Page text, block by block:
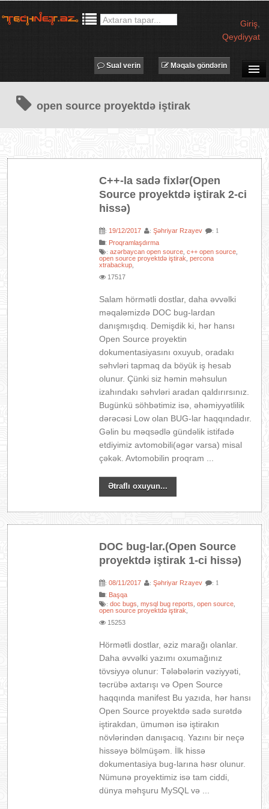
Giriş
Qeydiyyat
TECHNET TV
MƏQALƏLƏR
PROQRAMLAR
XƏBƏRLƏR
Məqalə göndərin
Sual verin
open source proyektdə iştirak
C++-la sadə fixlər(Open
Source proyektdə iştirak 2-ci
hissə)
: 19/12/2017 :Şəhriyar Rzayev : 1
: Proqramlaşdırma
:azərbaycan open source ,c++ open source
open source proyektdə iştirak ,percona
xtrabackup
17517
Salam hörmətli dostlar, daha əvvəlki
məqaləmizdə DOC bug-lardan
danışmışdıq. Demişdik ki, hər hansı
Open Source proyektin
dokumentasiyasını oxuyub, oradakı
səhvləri tapmaq da böyük iş hesab
olunur. Çünki siz həmin məhsulun
izahındakı səhvləri aradan qaldırırsınız.
Bugünkü söhbətimiz isə, əhəmiyyətlilik
dərəcəsi Low olan BUG-lar haqqındadır.
Gəlin bu məqsədlə gündəlik istifadə
etdiyimiz avtomobili(əgər varsa) misal
çəkək. Avtomobilin proqram ...
Ətraflı oxuyun...
DOC bug-lar.(Open Source
proyektdə iştirak 1-ci hissə)
:08/11/2017 :Şəhriyar Rzayev : 1
: Başqa
:doc bugs ,mysql bug reports ,open source
open source proyektdə iştirak
15253
Hörmətli dostlar, əziz marağı olanlar.
Daha əvvəlki yazımı oxumağınız
tövsiyyə olunur: Tələbələrin vəziyyəti,
təcrübə axtarışı və Open Source
haqqında manifest Bu yazıda, hər hansı
Open Source proyektdə sadə surətdə
iştirakdan, ümumən isə iştirakın
növlərindən danışacıq. Yazını bir neçə
hissəyə bölmüşəm. İlk hissə
dokumentasiya bug-larına həsr olunur.
Nümunə proyektimiz isə tam ciddi,
dünya məhşuru MySQL və ...